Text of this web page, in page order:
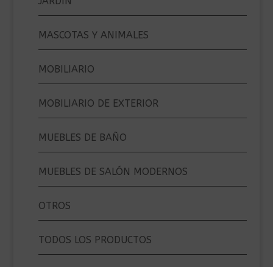
MASCOTAS Y ANIMALES
MOBILIARIO
MOBILIARIO DE EXTERIOR
MUEBLES DE BAÑO
MUEBLES DE SALÓN MODERNOS
OTROS
TODOS LOS PRODUCTOS